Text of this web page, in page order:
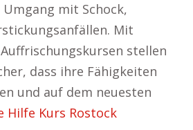
mit Schock,
Mit
stellen
dass ihre Fähigkeiten
und auf dem neuesten
Hilfe Kurs Rostock